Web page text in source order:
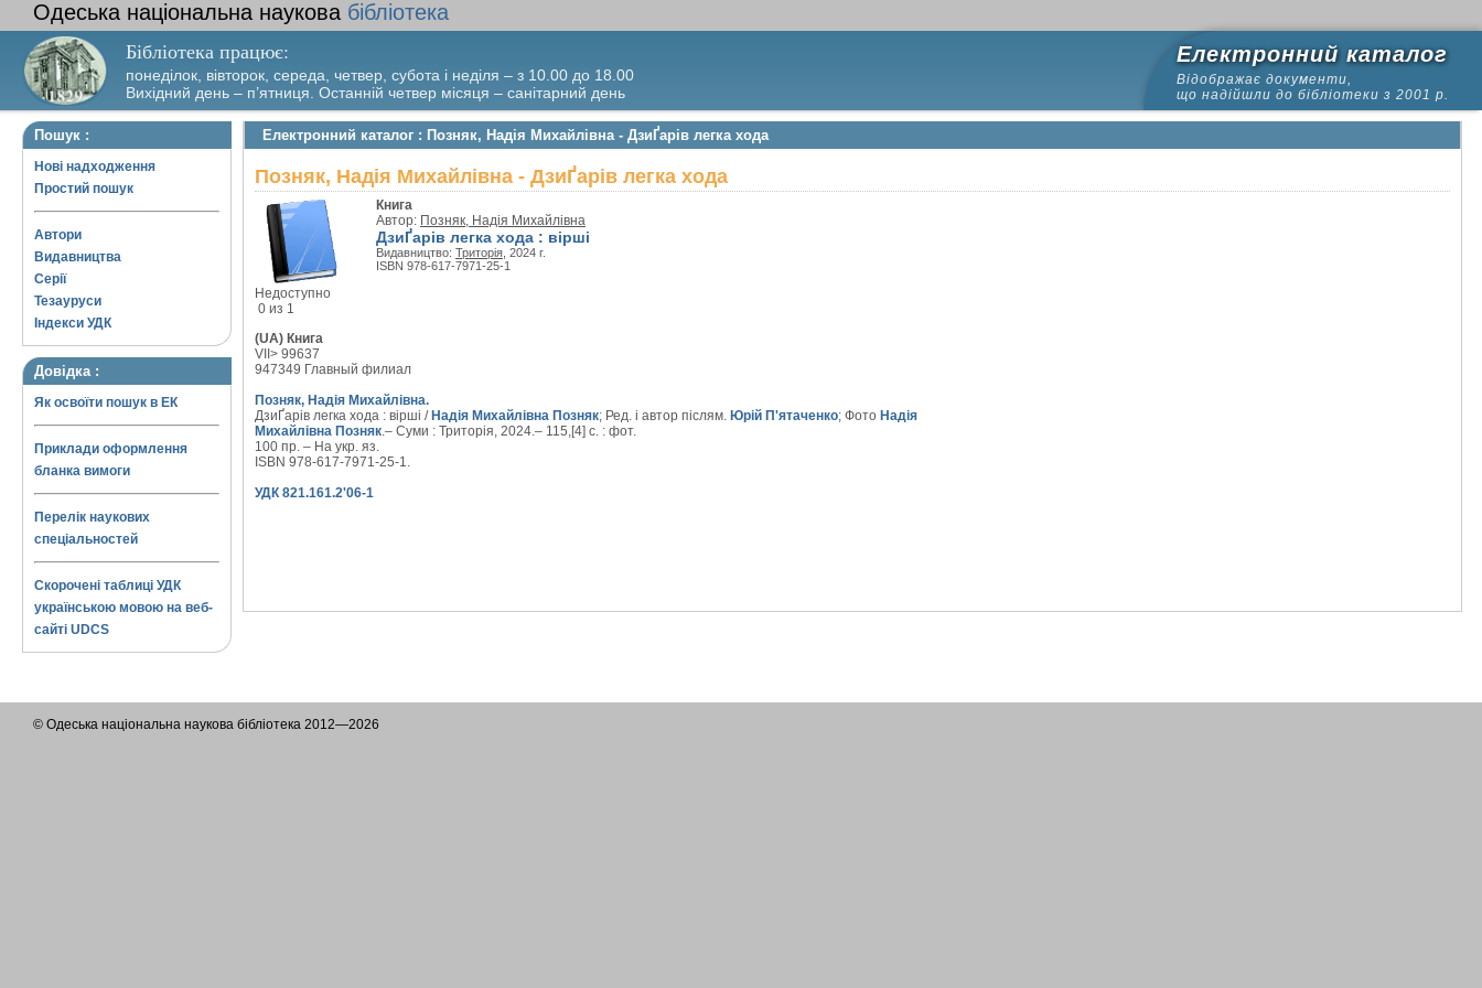
Одеська національна наукова бібліотека
Бібліотека працює:
понеділок, вівторок, середа, четвер, субота і неділя – з 10.00 до 18.00
Вихідний день – п’ятниця. Останній четвер місяця – санітарний день
Електронний каталог
Відображає документи,
що надійшли до бібліотеки з 2001 р.
Пошук :
Нові надходження
Простий пошук
Автори
Видавництва
Серії
Тезауруси
Індекси УДК
Довідка :
Як освоїти пошук в ЕК
Приклади оформлення
бланка вимоги
Перелік наукових
спеціальностей
Скорочені таблиці УДК
українською мовою на веб-
сайті UDCS
Електронний каталог : Позняк, Надія Михайлівна - ДзиҐарів легка хода
Позняк, Надія Михайлівна - ДзиҐарів легка хода
Недоступно
0 из 1
Книга
Автор: Позняк, Надія Михайлівна
ДзиҐарів легка хода : вірші
Видавництво: Триторія , 2024 г.
ISBN 978-617-7971-25-1
(UA) Книга
VII> 99637
947349 Главный филиал
Позняк, Надія Михайлівна.
ДзиҐарів легка хода : вірші / Надія Михайлівна Позняк; Ред. і автор післям. Юрій П'ятаченко; Фото Надія
Михайлівна Позняк.– Суми : Триторія, 2024.– 115,[4] с. : фот.
100 пр. – На укр. яз.
ISBN 978-617-7971-25-1.
УДК 821.161.2'06-1
© Одеська національна наукова бібліотека 2012—2026